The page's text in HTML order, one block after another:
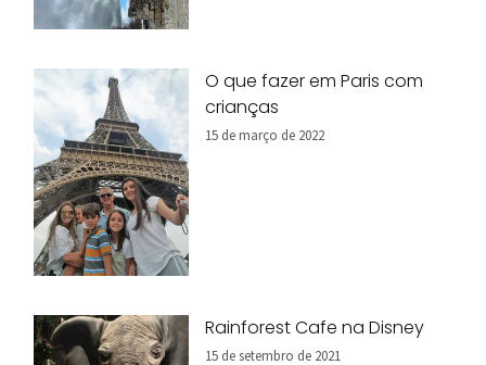
O que fazer em Paris com
crianças
15 de março de 2022
Rainforest Cafe na Disney
15 de setembro de 2021